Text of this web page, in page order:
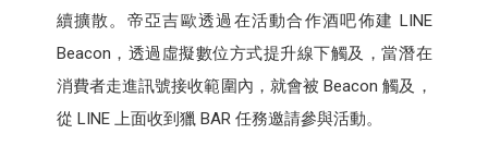
續擴散。帝亞吉歐透過在活動合作酒吧佈建 LINE
Beacon，透過虛擬數位方式提升線下觸及，當潛在
消費者走進訊號接收範圍內，就會被 Beacon 觸及，
從 LINE 上面收到獵 BAR 任務邀請參與活動。